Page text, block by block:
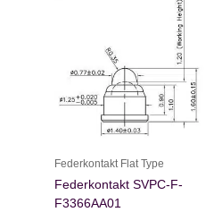
Federkontakt Flat Type
Federkontakt SVPC-F-
F3366AA01